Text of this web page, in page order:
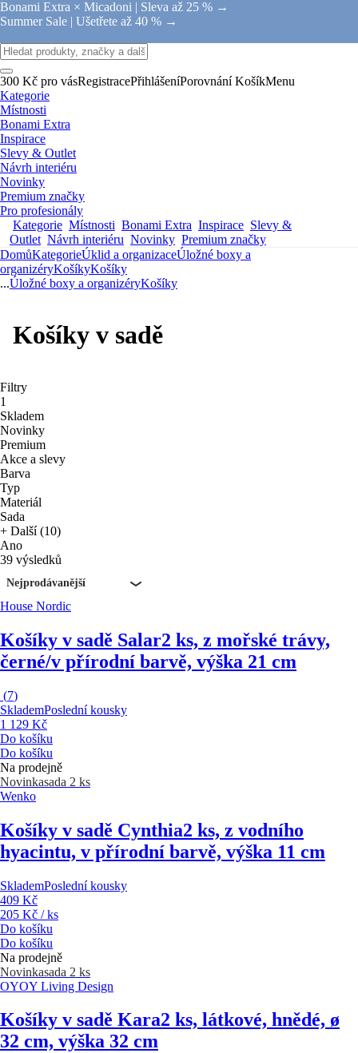
Bonami Extra × Micadoni | Sleva až 25 % →
Summer Sale | Ušetřete až 40 % →
300 Kč pro vásRegistracePřihlášeníPorovnání KošíkMenu
Kategorie
Místnosti
Bonami Extra
Inspirace
Slevy & Outlet
Návrh interiéru
Novinky
Premium značky
Pro profesionály
Kategorie Místnosti Bonami Extra Inspirace Slevy &
Outlet Návrh interiéru Novinky Premium značky
DomůKategorieÚklid a organizaceÚložné boxy a
organizéryKošíkyKošíky
...Úložné boxy a organizéryKošíky
Košíky v sadě
Filtry
1
Skladem
Novinky
Premium
Akce a slevy
Barva
Typ
Materiál
Sada
+ Další (10)
Ano
39 výsledků
Nejprodávanější
House Nordic
Košíky v sadě Salar2 ks, z mořské trávy,
černé/v přírodní barvě, výška 21 cm
(7)
SklademPoslední kousky
1 129 Kč
Do košíku
Do košíku
Na prodejně
Novinkasada 2 ks
Wenko
Košíky v sadě Cynthia2 ks, z vodního
hyacintu, v přírodní barvě, výška 11 cm
SklademPoslední kousky
409 Kč
205 Kč / ks
Do košíku
Do košíku
Na prodejně
Novinkasada 2 ks
OYOY Living Design
Košíky v sadě Kara2 ks, látkové, hnědé, ø
32 cm, výška 32 cm